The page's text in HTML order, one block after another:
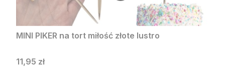
MINI PIKER na tort miłość złote lustro
Cena
11,95 zł